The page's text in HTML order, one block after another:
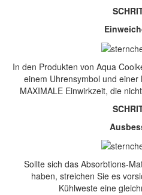
In den Produkten von Aqua
einem Uhrensymbol und
MAXIMALE Einwirkzeit, die
Sollte sich das Absorbtions-
haben, streichen Sie es
Kühlweste eine